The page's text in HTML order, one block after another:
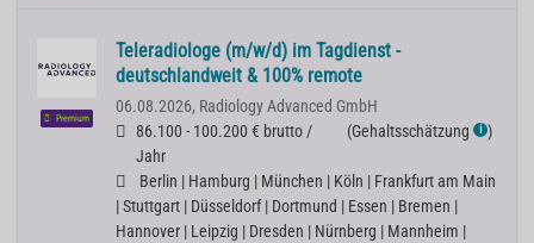
Premium
Teleradiologe (m/w/d) im Tagdienst -
deutschlandweit & 100% remote
06.08.2026, Radiology Advanced GmbH
86.100 - 100.200 € brutto /
Jahr
(Gehaltsschätzung ℹ )
Berlin | Hamburg | München | Köln | Frankfurt am Main
| Stuttgart | Düsseldorf | Dortmund | Essen | Bremen |
Hannover | Leipzig | Dresden | Nürnberg | Mannheim |